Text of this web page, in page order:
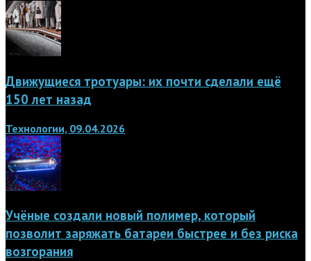
Движущиеся тротуары: их почти сделали ещё
150 лет назад
Технологии, 09.04.2026
Учёные создали новый полимер, который
позволит заряжать батареи быстрее и без риска
возгорания